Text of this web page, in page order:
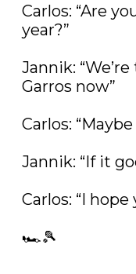
Carlos: “Are
year?”
Jannik:
Garros now”
Carlos:
Jannik: “If it
Carlos: “I
🏎️🎾